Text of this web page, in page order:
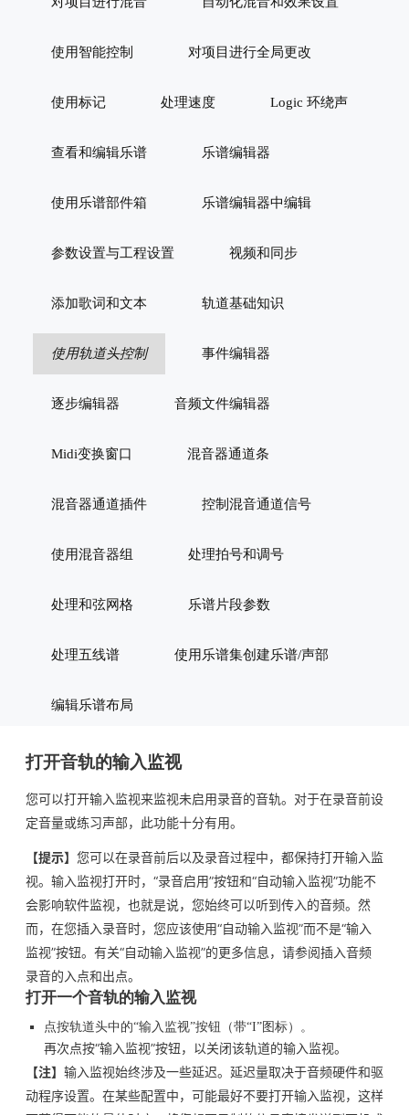
使用智能控制 对项目进行全局更改
使用标记 处理速度 Logic 环绕声
查看和编辑乐谱 乐谱编辑器
使用乐谱部件箱 乐谱编辑器中编辑
参数设置与工程设置 视频和同步
添加歌词和文本 轨道基础知识
使用轨道头控制 事件编辑器
逐步编辑器 音频文件编辑器
Midi变换窗口 混音器通道条
混音器通道插件 控制混音通道信号
使用混音器组 处理拍号和调号
处理和弦网格 乐谱片段参数
处理五线谱 使用乐谱集创建乐谱/声部
编辑乐谱布局
打开音轨的输入监视
您可以打开输入监视来监视未启用录音的音轨。对于在录音前设
定音量或练习声部，此功能十分有用。
【提示】 您可以在录音前后以及录音过程中，都保持打开输入监
视。输入监视打开时，“录音启用”按钮和“自动输入监视”功能不
会影响软件监视，也就是说，您始终可以听到传入的音频。然
而，在您插入录音时，您应该使用“自动输入监视”而不是“输入
监视”按钮。有关“自动输入监视”的更多信息，请参阅插入音频
录音的入点和出点。
打开一个音轨的输入监视
点按轨道头中的“输入监视”按钮（带“I”图标）。
再次点按“输入监视”按钮，以关闭该轨道的输入监视。
【注】 输入监视始终涉及一些延迟。延迟量取决于音频硬件和驱
动程序设置。在某些配置中，可能最好不要打开输入监视，这样